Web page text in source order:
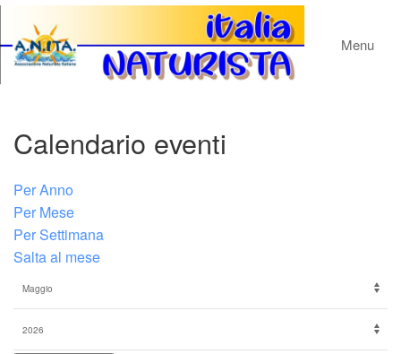
Menu
Calendario eventi
Per Anno
Per Mese
Per Settimana
Salta al mese